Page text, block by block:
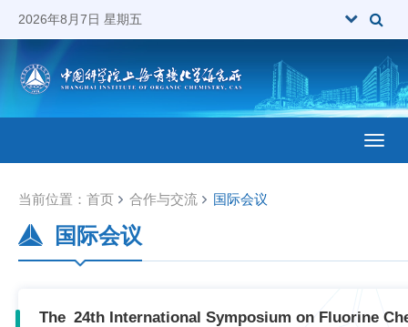
2026年8月7日 星期五
当前位置： 首页 合作与交流 国际会议
国际会议
The 24th International Symposium on Fluorine